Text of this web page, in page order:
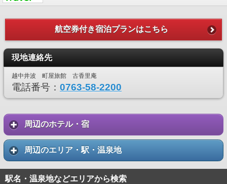
航空券付き宿泊プランはこちら
現地連絡先
越中井波 町屋旅館 古香里庵
電話番号： 0763-58-2200
周辺のホテル・宿
周辺のエリア・駅・温泉地
駅名・温泉地などエリアから検索